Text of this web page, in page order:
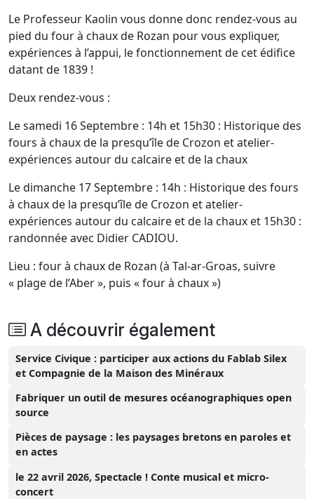
Le Professeur Kaolin vous donne donc rendez-vous au
pied du four à chaux de Rozan pour vous expliquer,
expériences à l’appui, le fonctionnement de cet édifice
datant de 1839 !
Deux rendez-vous :
Le samedi 16 Septembre : 14h et 15h30 : Historique des
fours à chaux de la presqu’île de Crozon et atelier-
expériences autour du calcaire et de la chaux
Le dimanche 17 Septembre : 14h : Historique des fours
à chaux de la presqu’île de Crozon et atelier-
expériences autour du calcaire et de la chaux et 15h30 :
randonnée avec Didier CADIOU.
Lieu : four à chaux de Rozan (à Tal-ar-Groas, suivre
« plage de l’Aber », puis « four à chaux »)
A découvrir également
Service Civique : participer aux actions du Fablab Silex
et Compagnie de la Maison des Minéraux
Fabriquer un outil de mesures océanographiques open
source
Pièces de paysage : les paysages bretons en paroles et
en actes
le 22 avril 2026, Spectacle ! Conte musical et micro-
concert